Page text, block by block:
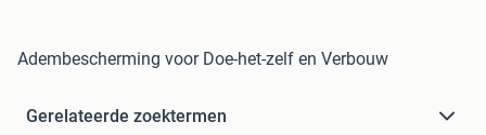
Adembescherming voor Doe-het-zelf en Verbouw
Gerelateerde zoektermen